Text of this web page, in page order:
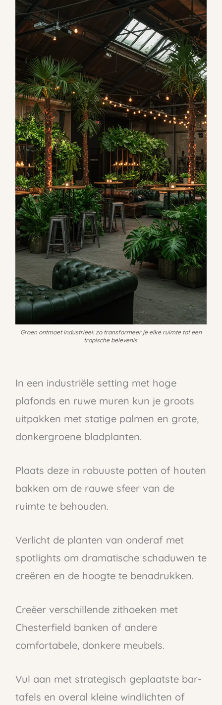
Groen ontmoet industrieel: zo transformeer je elke ruimte tot een
tropische belevenis.
In een industriële setting met hoge
plafonds en ruwe muren kun je groots
uitpakken met statige palmen en grote,
donkergroene bladplanten.
Plaats deze in robuuste potten of houten
bakken om de rauwe sfeer van de
ruimte te behouden.
Verlicht de planten van onderaf met
spotlights om dramatische schaduwen te
creëren en de hoogte te benadrukken.
Creëer verschillende zithoeken met
Chesterfield banken of andere
comfortabele, donkere meubels.
Vul aan met strategisch geplaatste bar-
tafels en overal kleine windlichten of